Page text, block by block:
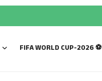
FIFA WORLD CUP-2026 ⚽